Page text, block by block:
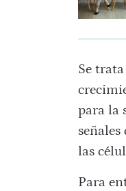
Se
para la
las
Para